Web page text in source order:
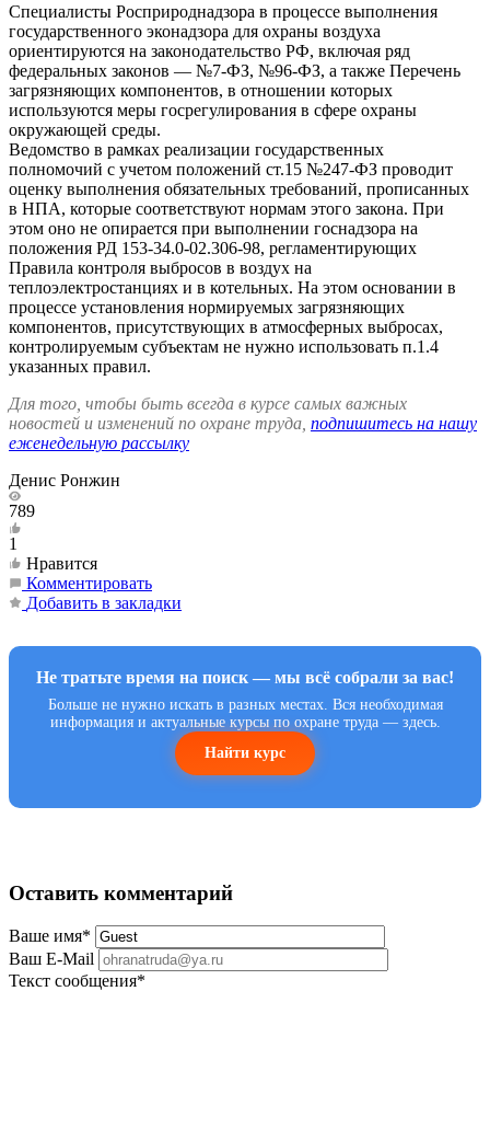
Специалисты Росприроднадзора в процессе выполнения
государственного эконадзора для охраны воздуха
ориентируются на законодательство РФ, включая ряд
федеральных законов — №7-ФЗ, №96-ФЗ, а также Перечень
загрязняющих компонентов, в отношении которых
используются меры госрегулирования в сфере охраны
окружающей среды.
Ведомство в рамках реализации государственных
полномочий с учетом положений ст.15 №247-ФЗ проводит
оценку выполнения обязательных требований, прописанных
в НПА, которые соответствуют нормам этого закона. При
этом оно не опирается при выполнении госнадзора на
положения РД 153-34.0-02.306-98, регламентирующих
Правила контроля выбросов в воздух на
теплоэлектростанциях и в котельных. На этом основании в
процессе установления нормируемых загрязняющих
компонентов, присутствующих в атмосферных выбросах,
контролируемым субъектам не нужно использовать п.1.4
указанных правил.
Для того, чтобы быть всегда в курсе самых важных
новостей и изменений по охране труда, подпишитесь на нашу
еженедельную рассылку
Денис Ронжин
789
1
Нравится
Комментировать
Добавить в закладки
Не тратьте время на поиск — мы всё собрали за вас!
Больше не нужно искать в разных местах. Вся необходимая
информация и актуальные курсы по охране труда — здесь.
Найти курс
Оставить комментарий
Ваше имя*
Ваш E-Mail
Текст сообщения*